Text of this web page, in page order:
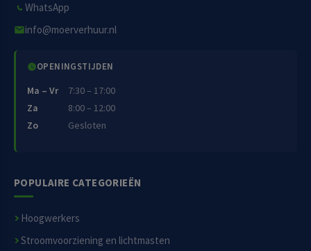
WhatsApp
info@moerverhuur.nl
OPENINGSTIJDEN
Ma – Vr
7:30 – 17:00
Za
8:00 – 12:00
Zo
Gesloten
POPULAIRE CATEGORIEËN
Hoogwerkers
Stroomvoorziening en lichtmasten